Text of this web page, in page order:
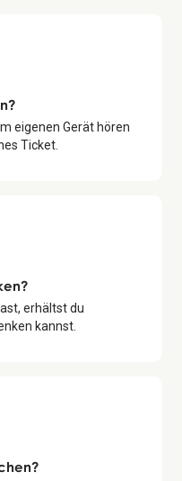
eigenen Gerät hören
Ticket.
erhältst du
kannst.